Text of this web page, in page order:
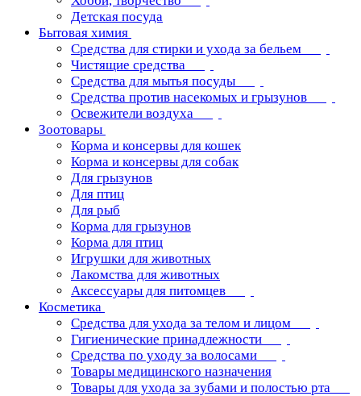
Детская посуда
Бытовая химия
Средства для стирки и ухода за бельем
Чистящие средства
Средства для мытья посуды
Средства против насекомых и грызунов
Освежители воздуха
Зоотовары
Корма и консервы для кошек
Корма и консервы для собак
Для грызунов
Для птиц
Для рыб
Корма для грызунов
Корма для птиц
Игрушки для животных
Лакомства для животных
Аксессуары для питомцев
Косметика
Средства для ухода за телом и лицом
Гигиенические принадлежности
Средства по уходу за волосами
Товары медицинского назначения
Товары для ухода за зубами и полостью рта